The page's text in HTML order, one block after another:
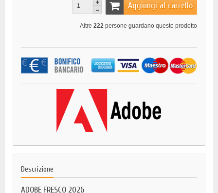
Aggiungi al carrello
Altre 222 persone guardano questo prodotto
Descrizione
ADOBE FRESCO 2026